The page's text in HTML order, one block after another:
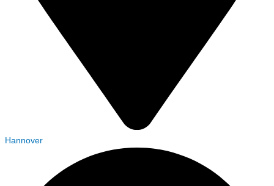
Hannover